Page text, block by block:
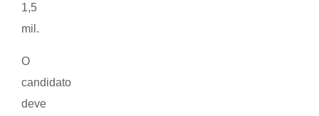
1,5
mil.
O
candidato
deve